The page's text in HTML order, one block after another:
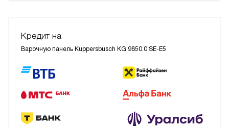
Кредит на
Варочную панель Kuppersbusch KG 9850.0 SE-E5